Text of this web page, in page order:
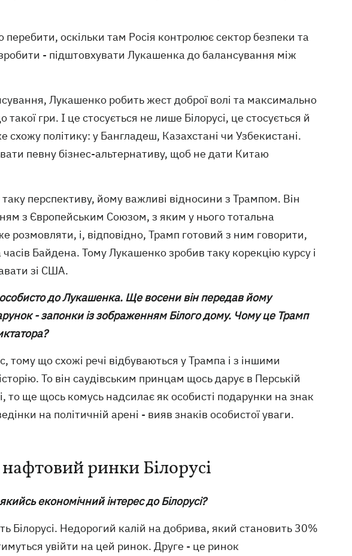
оскільки там Росія контролює сектор безпеки та
- підштовхувати Лукашенка до балансування між
Лукашенко робить жест доброї волі та максимально
гри. І це стосується не лише Білорусі, це стосується й
політику: у Бангладеш, Казахстані чи Узбекистані.
певну бізнес-альтернативу, щоб не дати Китаю
перспективу, йому важливі відносини з Трампом. Він
з Європейським Союзом, з яким у нього тотальна
розмовляти, і, відповідно, Трамп готовий з ним говорити,
Байдена. Тому Лукашенко зробив таку корекцію курсу і
зі США.
до Лукашенка. Ще восени він передав йому
- запонки із зображенням Білого дому. Чому це Трамп
тому що схожі речі відбуваються у Трампа і з іншими
То він саудівським принцам щось дарує в Перській
то ще щось комусь надсилає як особисті подарунки на знак
на політичній арені - вияв знаків особистої уваги.
ринки Білорусі
економічний інтерес до Білорусі?
Білорусі. Недорогий калій на добрива, який становить 30%
увійти на цей ринок. Друге - це ринок